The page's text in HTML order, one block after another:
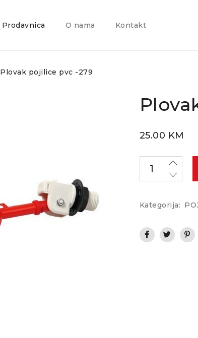
Prodavnica O nama Kontakt
Plovak pojilice pvc -279
25.00 KM
Kategorija: